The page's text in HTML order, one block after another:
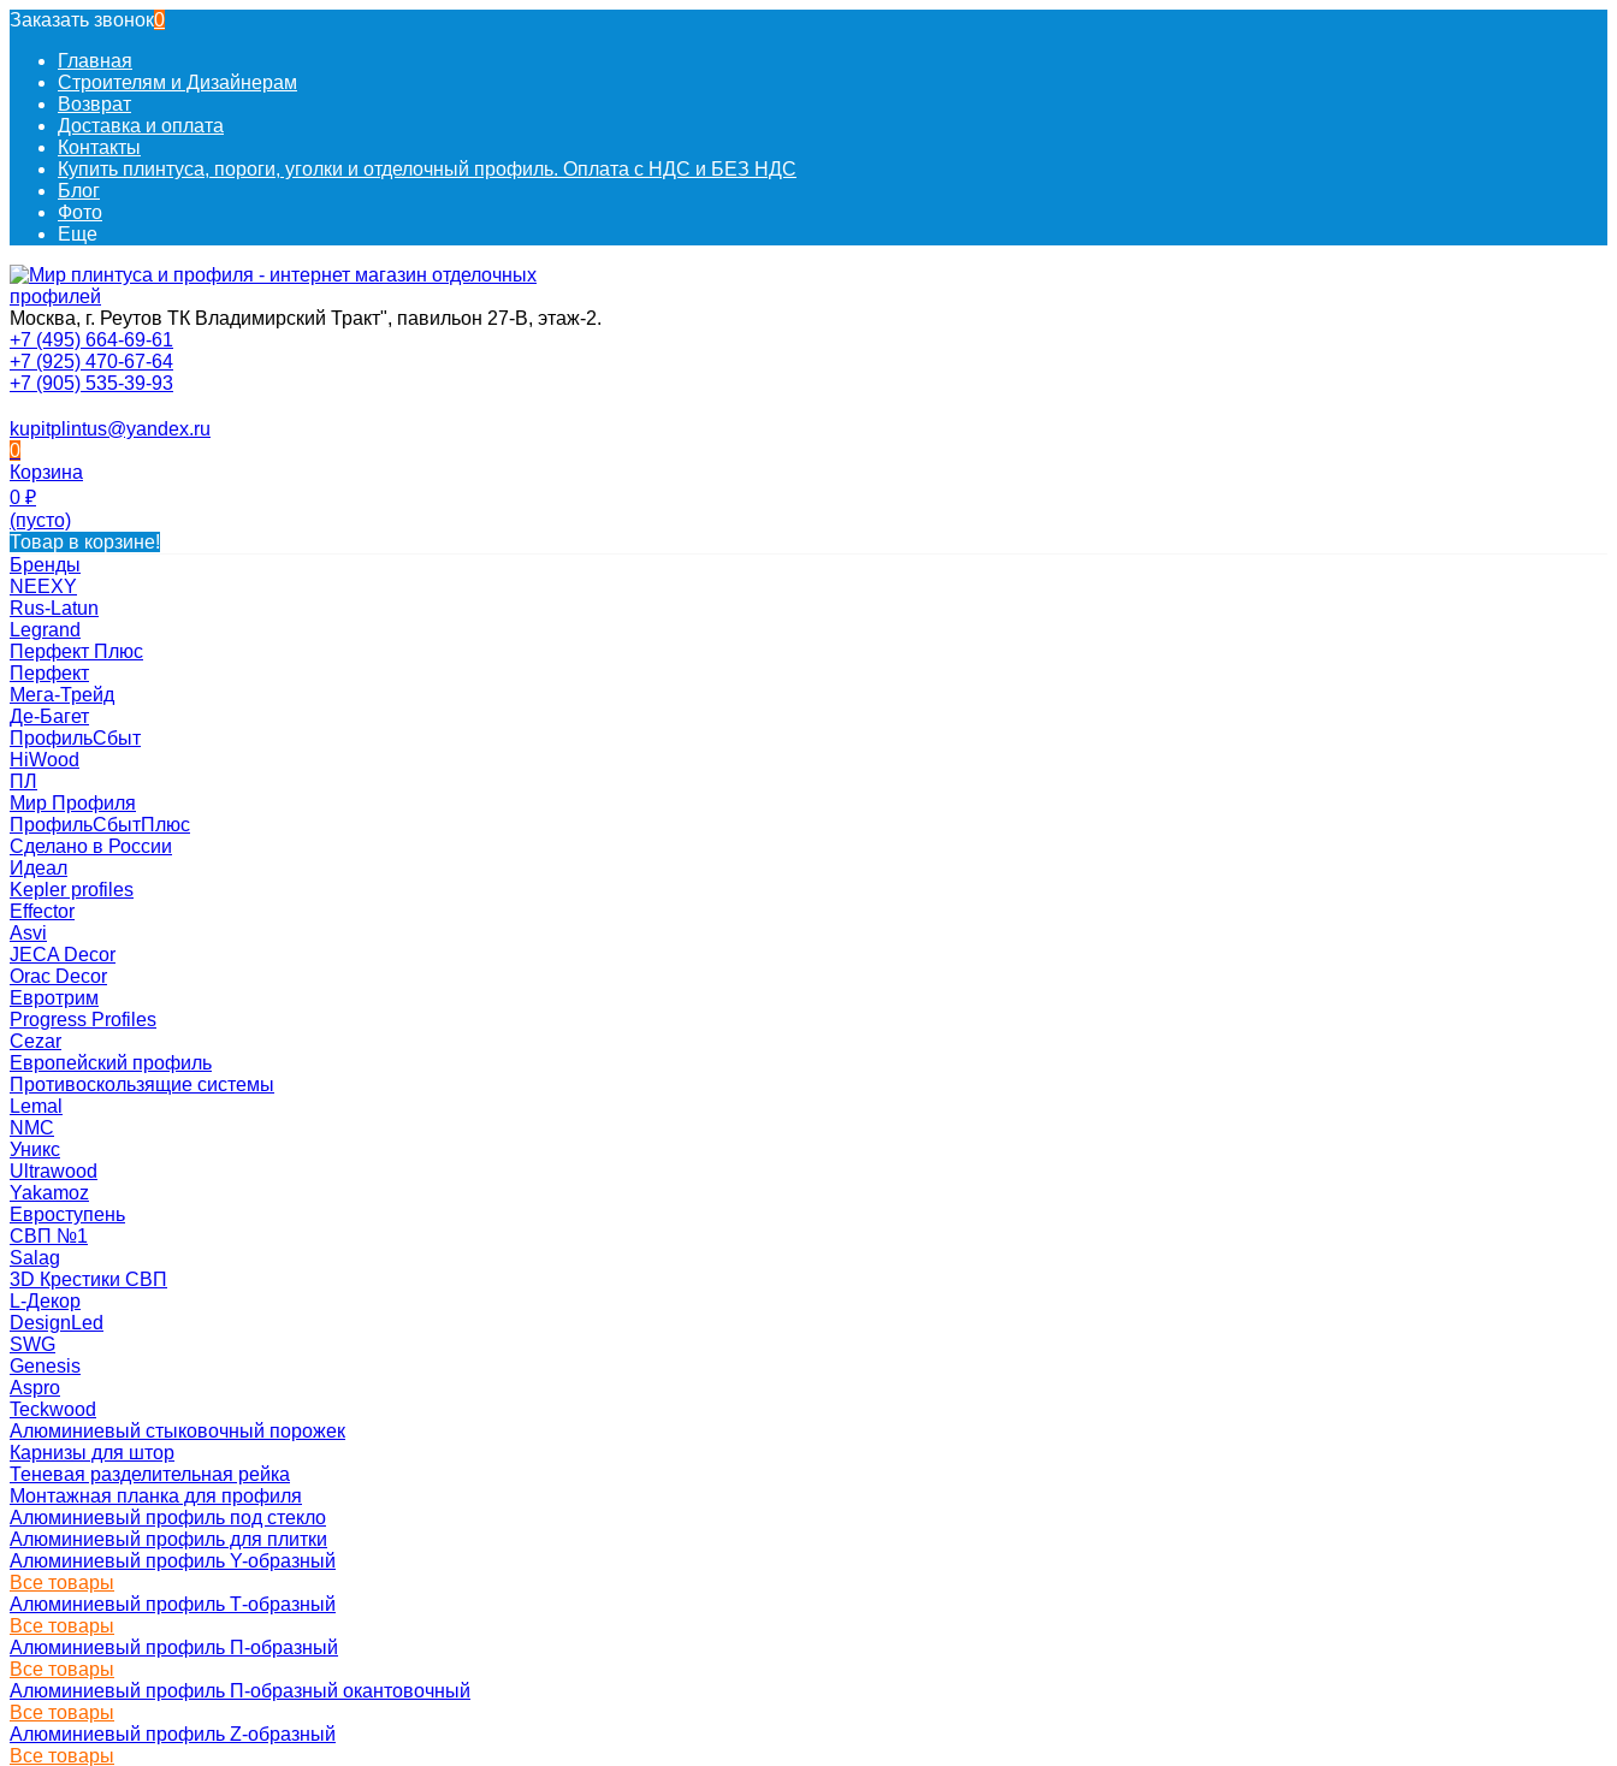
Заказать звонок0
Главная
Строителям и Дизайнерам
Возврат
Доставка и оплата
Контакты
Купить плинтуса, пороги, уголки и отделочный профиль. Оплата с НДС и БЕЗ НДС
Блог
Фото
Еще
Москва, г. Реутов ТК Владимирский Тракт", павильон 27-В, этаж-2.
+7 (495) 664-69-61
+7 (925) 470-67-64
+7 (905) 535-39-93
kupitplintus@yandex.ru
0
Корзина
0 ₽
(пусто)
Товар в корзине!
Бренды
NEEXY
Rus-Latun
Legrand
Перфект Плюс
Перфект
Мега-Трейд
Де-Багет
ПрофильСбыт
HiWood
ПЛ
Мир Профиля
ПрофильСбытПлюс
Сделано в России
Идеал
Kepler profiles
Effector
Asvi
JECA Decor
Orac Decor
Евротрим
Progress Profiles
Cezar
Европейский профиль
Противоскользящие системы
Lemal
NMC
Уникс
Ultrawood
Yakamoz
Евроступень
СВП №1
Salag
3D Крестики СВП
L-Декор
DesignLed
SWG
Genesis
Aspro
Teckwood
Алюминиевый стыковочный порожек
Карнизы для штор
Теневая разделительная рейка
Монтажная планка для профиля
Алюминиевый профиль под стекло
Алюминиевый профиль для плитки
Алюминиевый профиль Y-образный
Все товары
Алюминиевый профиль Т-образный
Все товары
Алюминиевый профиль П-образный
Все товары
Алюминиевый профиль П-образный окантовочный
Все товары
Алюминиевый профиль Z-образный
Все товары